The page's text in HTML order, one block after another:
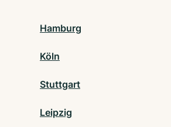
Hamburg
Köln
Stuttgart
Leipzig